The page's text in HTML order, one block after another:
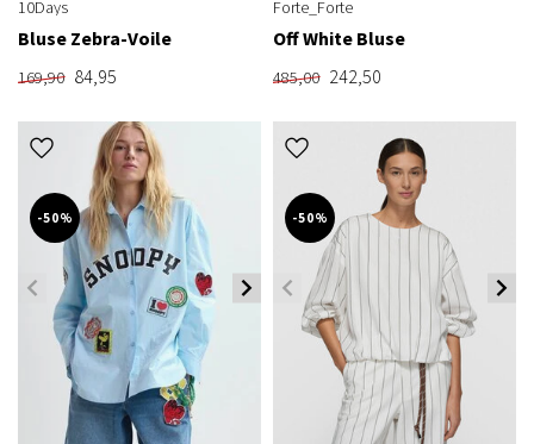
10Days
Bluse Zebra-Voile
169,90 84,95
Forte_Forte
Off White Bluse
485,00 242,50
-50% -50%